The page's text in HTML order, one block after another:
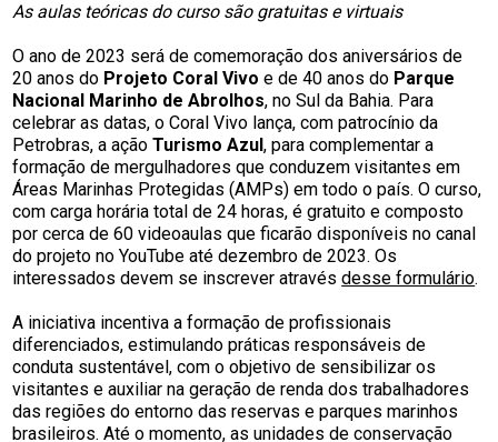
As aulas teóricas do curso são gratuitas e virtuais
O ano de 2023 será de comemoração dos aniversários de
20 anos do Projeto Coral Vivo e de 40 anos do Parque
Nacional Marinho de Abrolhos, no Sul da Bahia. Para
celebrar as datas, o Coral Vivo lança, com patrocínio da
Petrobras, a açãoTurismo Azul, para complementar a
formação de mergulhadores que conduzem visitantes em
Áreas Marinhas Protegidas (AMPs) em todo o país. O curso,
com carga horária total de 24 horas, é gratuito e composto
por cerca de 60 videoaulas que ficarão disponíveis no canal
do projeto no YouTube até dezembro de 2023. Os
interessados devem se inscrever atravésdesse formulário.
A iniciativa incentiva a formação de profissionais
diferenciados, estimulando práticas responsáveis de
conduta sustentável, com o objetivo de sensibilizar os
visitantes e auxiliar na geração de renda dos trabalhadores
das regiões do entorno das reservas e parques marinhos
brasileiros. Até o momento, as unidades de conservação